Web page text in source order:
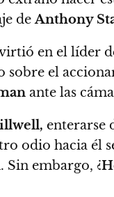
deAnthony
en el líder
sobre el
ante las
enterarse
odio hacia él
Sin embargo, ¿